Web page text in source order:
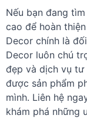
Nếu bạn đang
cao để hoàn
Decor chính là
Decor luôn chú
đẹp và dịch vụ tư
được sản phẩm
mình. Liên hệ
khám phá những